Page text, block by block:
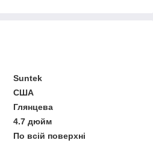
Suntek
США
Глянцева
4.7 дюйм
По всій поверхні